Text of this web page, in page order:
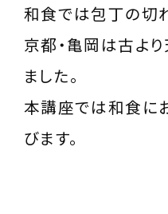
和食では包丁の切
京都・亀岡は古よ
ました。
本講座では和食に
びます。